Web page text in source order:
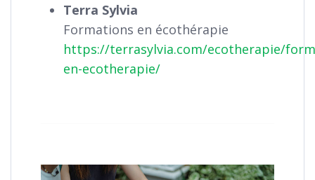
Terra Sylvia
Formations en écothérapie
https://terrasylvia.com/ecotherapie/
en-ecotherapie/